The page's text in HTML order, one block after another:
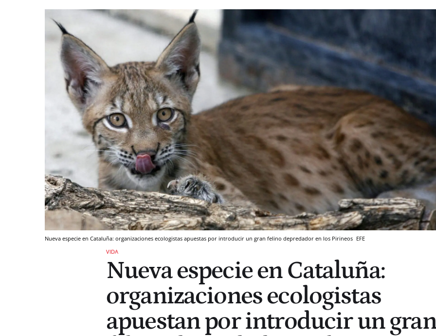
Nueva especie en Cataluña: organizaciones ecologistas apuestas por introducir un gran felino depredador en los Pirineos EFE
VIDA
Nueva especie en Cataluña:
organizaciones ecologistas
apuestan por introducir un gran